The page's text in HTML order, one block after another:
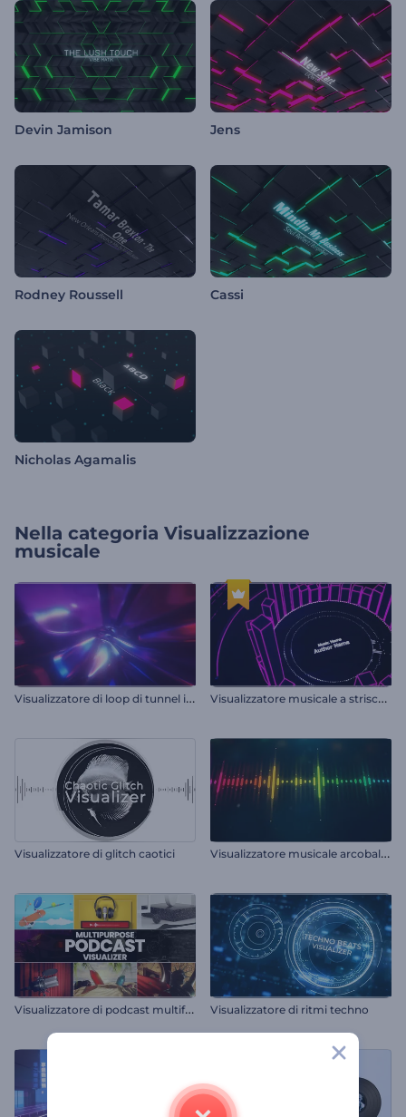
Devin Jamison Jens
Rodney Roussell Cassi
Nicholas Agamalis
Nella categoria Visualizzazione
musicale
V
isualizzatore di loop di tunnel infinito V
isualizzatore musicale a strisce 3D
Visualizzatore di glitch caotici V
isualizzatore musicale arcobaleno
V
isualizzatore di podcast multifunzione Visualizzatore di ritmi techno